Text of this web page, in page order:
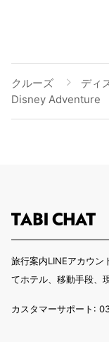
クルーズ
ディ
Disney Adventure
旅行案内LINEアカウン
てホテル、移動手段、
カスタマーサポート: